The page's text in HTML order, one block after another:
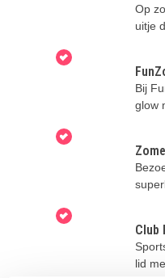
Op
uitje
Bij
glow
Club
lid